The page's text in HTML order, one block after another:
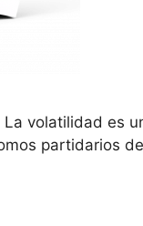
volatilidad es
partidarios